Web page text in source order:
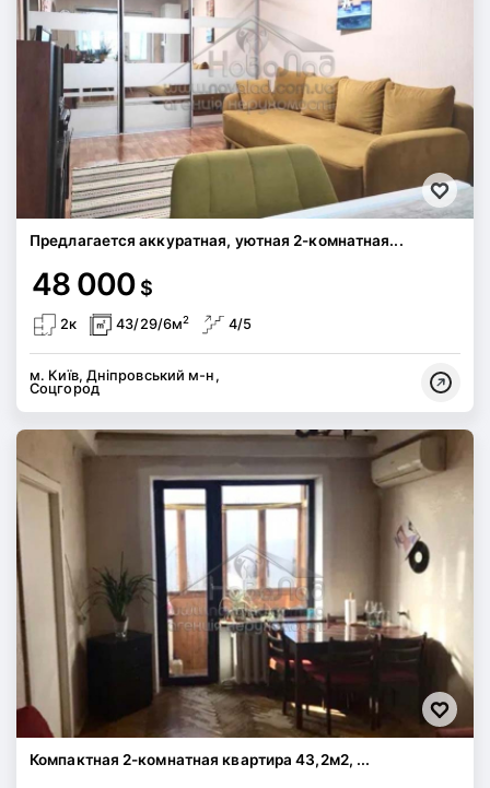
Предлагается аккуратная, уютная 2-комнатная...
48 000 $
2к 43/29/6м2 4/5
м. Київ, Дніпровський м-н,
Соцгород
Компактная 2-комнатная квартира 43,2м2, ...